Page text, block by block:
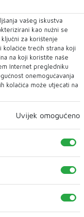
vašeg iskustva
kao nužni se
za korištenje
trećih strana koji
na koji koristite naše
Internet pregledniku
onemogućavanja
kolačića može utjecati na
Uvijek omogućeno